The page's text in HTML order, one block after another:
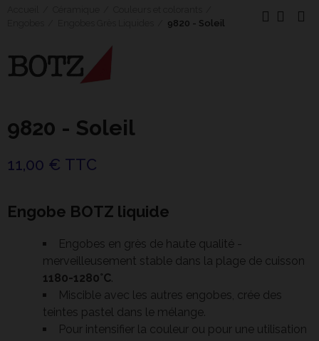
9820 - Soleil
9820 - Soleil
11,00 € TTC
Engobe BOTZ liquide
Engobes en grès de haute qualité -
merveilleusement stable dans la plage de cuisson
1180-1280°C.
Miscible avec les autres engobes, crée des
teintes pastel dans le mélange.
Pour intensifier la couleur ou pour une utilisation